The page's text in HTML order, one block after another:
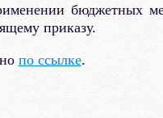
бюджетных
приказу.
по ссылке.